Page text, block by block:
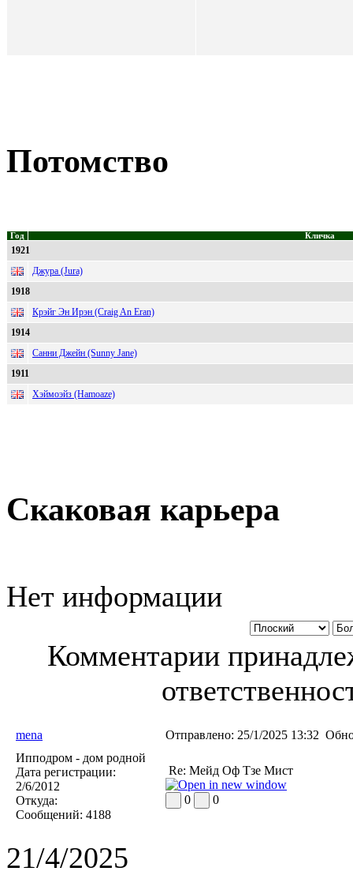
Потомство
Год Кличка
1921
Джура (Jura)
1918
Крэйг Эн Ирэн (Craig An Eran)
1914
Санни Джейн (Sunny Jane)
1911
Хэймоэйз (Hamoaze)
Скаковая карьера
Нет информации
Комментарии
mena Отправлено: 25/1/2025 13:32
Ипподром - дом родной
Дата регистрации:
2/6/2012
Откуда:
Сообщений: 4188
Re: Мейд Оф Тзе Мист
0 0
21/4/2025